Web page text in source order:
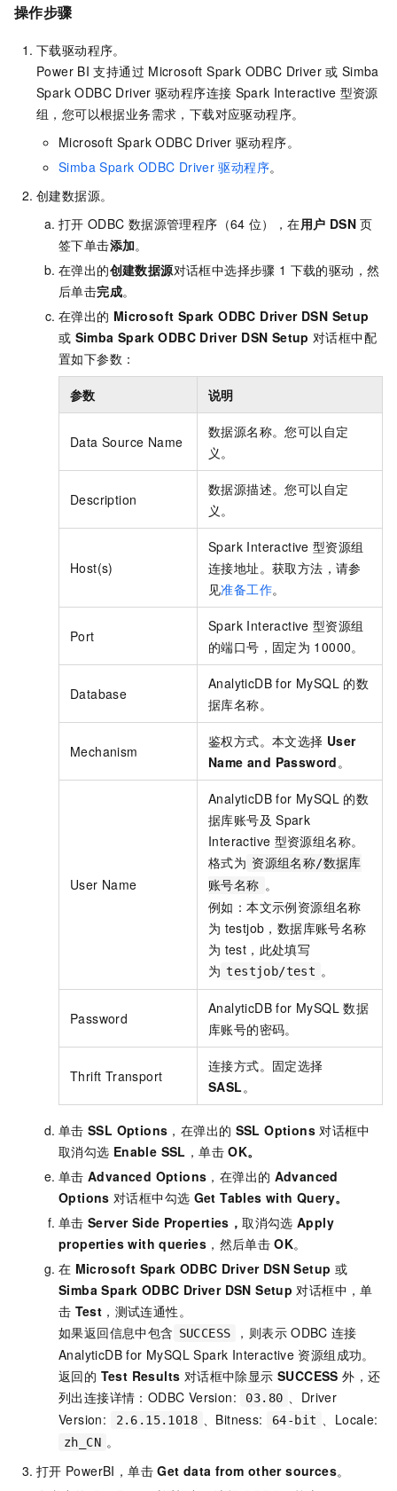
操作步骤
下载驱动程序。
Power BI 支持通过 Microsoft Spark ODBC Driver 或 Simba
Spark ODBC Driver 驱动程序连接 Spark Interactive 型资源
组，您可以根据业务需求，下载对应驱动程序。
Microsoft Spark ODBC Driver 驱动程序。
Simba Spark ODBC Driver 驱动程序。
创建数据源。
打开 ODBC 数据源管理程序（64 位），在用户 DSN 页
签下单击添加。
在弹出的创建数据源对话框中选择步骤 1 下载的驱动，然
后单击完成。
在弹出的 Microsoft Spark ODBC Driver DSN Setup
或 Simba Spark ODBC Driver DSN Setup 对话框中配
置如下参数：
参数 说明
Data Source Name
数据源名称。您可以自定
义。
Description
数据源描述。您可以自定
义。
Host(s)
Spark Interactive 型资源组
连接地址。获取方法，请参
见准备工作。
Port
Spark Interactive 型资源组
的端口号，固定为 10000。
Database
AnalyticDB for MySQL 的数
据库名称。
Mechanism
鉴权方式。本文选择 User
Name and Password。
User Name
AnalyticDB for MySQL 的数
据库账号及 Spark
Interactive 型资源组名称。
格式为 资源组名称/数据库
账号名称 。
例如：本文示例资源组名称
为 testjob，数据库账号名称
为 test，此处填写
为 testjob/test 。
Password
AnalyticDB for MySQL 数据
库账号的密码。
Thrift Transport
连接方式。固定选择
SASL。
单击 SSL Options ，在弹出的 SSL Options 对话框中
取消勾选 Enable SSL ，单击 OK。
单击 Advanced Options ，在弹出的 Advanced
Options 对话框中勾选 Get Tables with Query。
单击 Server Side Properties ，取消勾选 Apply
properties with queries ，然后单击 OK。
在 Microsoft Spark ODBC Driver DSN Setup 或
Simba Spark ODBC Driver DSN Setup 对话框中，单
击 Test ，测试连通性。
如果返回信息中包含 SUCCESS ，则表示 ODBC 连接
AnalyticDB for MySQL Spark Interactive 资源组成功。
返回的 Test Results 对话框中除显示SUCCESS 外，还
列出连接详情：ODBC Version:
03.80 、Driver
Version:
2.6.15.1018 、Bitness: 64-bit 、Locale:
zh_CN 。
打开 PowerBI，单击 Get data from other sources。